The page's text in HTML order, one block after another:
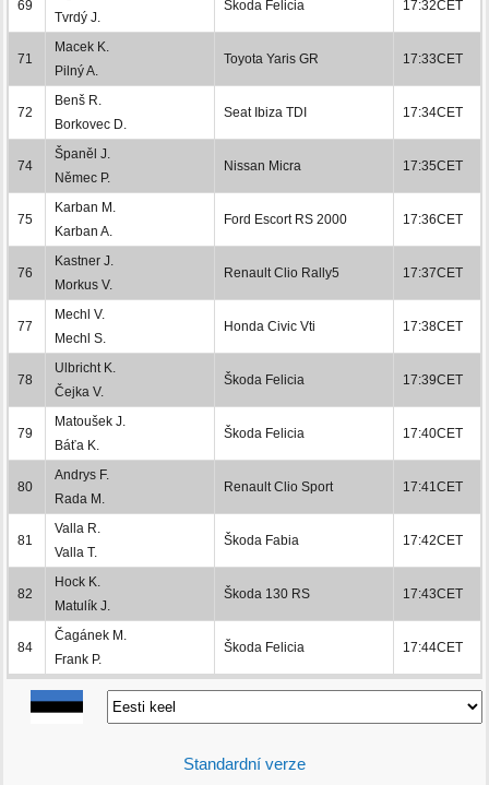
69
Tvrdý J.
Škoda Felicia 17:32CET
71
Macek K.
Pilný A.
Toyota Yaris GR 17:33CET
72
Benš R.
Borkovec D.
Seat Ibiza TDI 17:34CET
74
Španěl J.
Němec P.
Nissan Micra 17:35CET
75
Karban M.
Karban A.
Ford Escort RS 2000 17:36CET
76
Kastner J.
Morkus V.
Renault Clio Rally5 17:37CET
77
Mechl V.
Mechl S.
Honda Civic Vti 17:38CET
78
Ulbricht K.
Čejka V.
Škoda Felicia 17:39CET
79
Matoušek J.
Báťa K.
Škoda Felicia 17:40CET
80
Andrys F.
Rada M.
Renault Clio Sport 17:41CET
81
Valla R.
Valla T.
Škoda Fabia 17:42CET
82
Hock K.
Matulík J.
Škoda 130 RS 17:43CET
84
Čagánek M.
Frank P.
Škoda Felicia 17:44CET
Standardní verze